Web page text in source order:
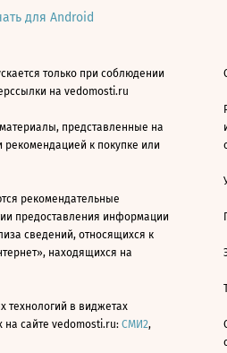
для Android
только при соблюдении
на vedomosti.ru
представленные на
к покупке или
рекомендательные
предоставления информации
сведений, относящихся к
находящихся на
технологий в виджетах
сайте vedomosti.ru: СМИ2,